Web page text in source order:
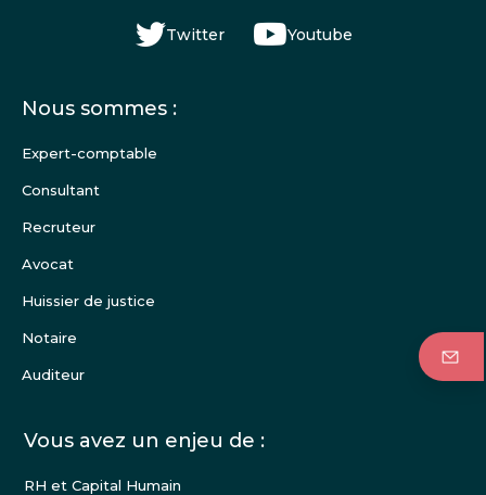
Twitter Youtube
Menu
de
Nous sommes :
Expert-comptable
Consultant
Recruteur
Avocat
Huissier de justice
Notaire
Auditeur
Vous avez un enjeu de :
RH et Capital Humain